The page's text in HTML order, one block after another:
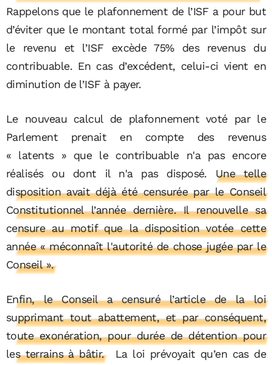
Rappelons que le plafonnement de l’ISF a pour but
d’éviter que le montant total formé par l’impôt sur
le revenu et l’ISF excède 75% des revenus du
contribuable. En cas d’excédent, celui-ci vient en
diminution de l’ISF à payer.
Le nouveau calcul de plafonnement voté par le
Parlement prenait en compte des revenus
« latents » que le contribuable n'a pas encore
réalisés ou dont il n'a pas disposé. Une telle
disposition avait déjà été censurée par le Conseil
Constitutionnel l’année dernière. Il renouvelle sa
censure au motif que la disposition votée cette
année « méconnaît l'autorité de chose jugée par le
Conseil ».
Enfin, le Conseil a censuré l’article de la loi
supprimant tout abattement, et par conséquent,
toute exonération, pour durée de détention pour
les terrains à bâtir.
La loi prévoyait qu’en cas de